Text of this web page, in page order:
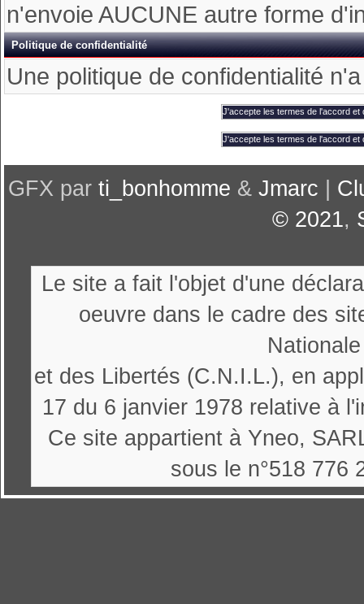
n'envoie AUCUNE autre forme
Politique de confidentialité
Une politique de confidentialité
GFX par ti_bonhomme & Jmarc
© 2021,
Le site a fait l'objet d'une
oeuvre dans le cadre des
et des Libertés (C.N.I.L.), en
17 du 6 janvier 1978 relative à
Ce site appartient à Yneo,
sous le n°518 776